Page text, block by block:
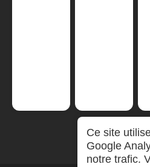
Ce site
Google
notre trafic.